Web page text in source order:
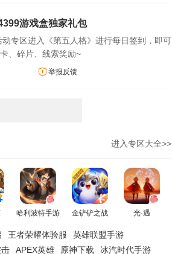
游戏盒独家礼包
专区进入《第五人格》进行每日签到，即可
、碎片、线索奖励~
举报反馈
进入专区大全>>
哈利波特手游 金铲铲之战 光·遇
王者荣耀体验服
英雄联盟手游
APEX英雄 原神下载 冰汽时代手游